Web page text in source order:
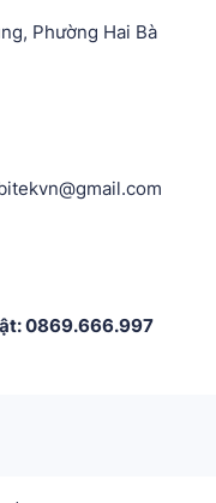
Phường Hai Bà
0869.666.997